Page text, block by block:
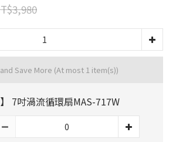
Save More (At most 1 item(s))
】 7吋渦流循環扇MAS-717W